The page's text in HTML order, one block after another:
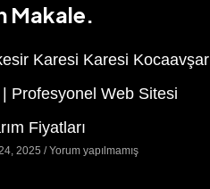
Makale.
Karesi Karesi Kocaavşar
Profesyonel Web Sitesi
Fiyatları
2025 Yorum yapılmamış